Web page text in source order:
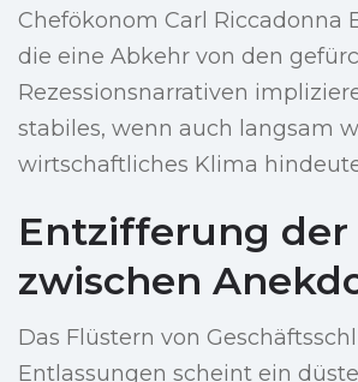
Chefökonom Carl Riccadonna
die eine Abkehr von den
Rezessionsnarrativen
stabiles, wenn auch langsam
wirtschaftliches Klima
Entzifferung der
zwischen
Das Flüstern von
Entlassungen scheint ein